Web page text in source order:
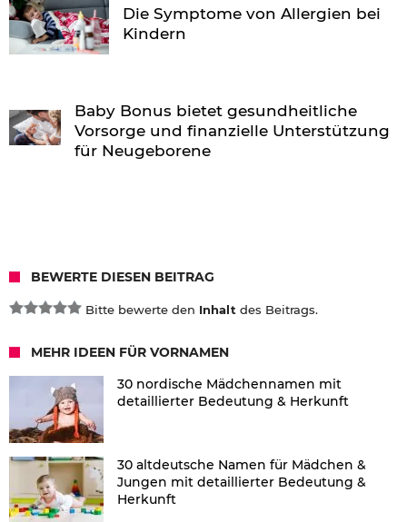
Die Symptome von Allergien bei
Kindern
Baby Bonus bietet gesundheitliche
Vorsorge und finanzielle Unterstützung
für Neugeborene
BEWERTE DIESEN BEITRAG
Bitte bewerte den Inhalt des Beitrags.
MEHR IDEEN FÜR VORNAMEN
30 nordische Mädchennamen mit
detaillierter Bedeutung & Herkunft
30 altdeutsche Namen für Mädchen &
Jungen mit detaillierter Bedeutung &
Herkunft